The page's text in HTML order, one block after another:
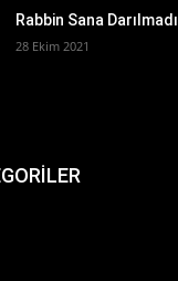
Rabbin Sana Darılmadı
28 Ekim 2021